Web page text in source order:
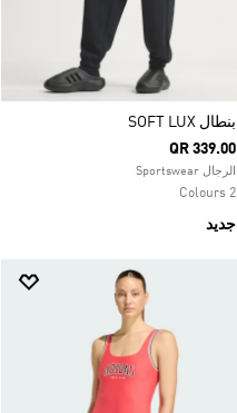
بنطال SOFT LUX
QR 339.00
الرجال Sportswear
2 Colours
جديد